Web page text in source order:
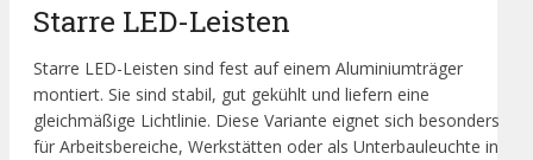
Starre LED-Leisten
Starre LED-Leisten sind fest auf einem Aluminiumträger
montiert. Sie sind stabil, gut gekühlt und liefern eine
gleichmäßige Lichtlinie. Diese Variante eignet sich besonders
für Arbeitsbereiche, Werkstätten oder als Unterbauleuchte in